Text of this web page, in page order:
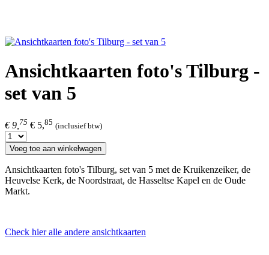
Ansichtkaarten foto's Tilburg -
set van 5
€ 9, 75 € 5,85 (inclusief btw)
Voeg toe aan winkelwagen
Ansichtkaarten foto's Tilburg, set van 5 met de Kruikenzeiker, de
Heuvelse Kerk, de Noordstraat, de Hasseltse Kapel en de Oude
Markt.
Check hier alle andere ansichtkaarten